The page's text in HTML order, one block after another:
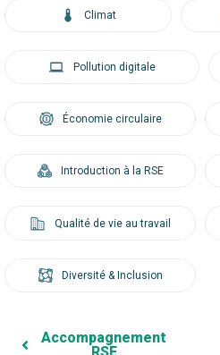
Climat
Pollution digitale
Économie circulaire
Introduction à la RSE
Qualité de vie au travail
Diversité & Inclusion
Accompagnement
RSE